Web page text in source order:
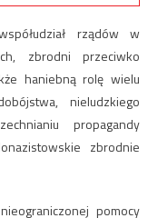
rządów w
zbrodni przeciwko
haniebną rolę wielu
nieludzkiego
propagandy
zbrodnie
pomocy